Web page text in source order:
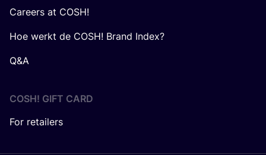
Careers at COSH!
Hoe werkt de COSH! Brand Index?
Q&A
COSH! GIFT CARD
For retailers